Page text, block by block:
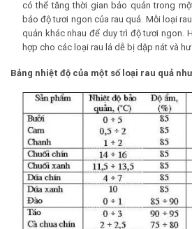
có thể tăng thời gian bảo quản trong
bảo độ tươi ngon của rau quả. Mỗi loại
quản khác nhau để duy trì độ tươi ngon.
hợp cho các loại rau lá dễ bị dập nát và
Bảng nhiệt độ của một số loại rau quả